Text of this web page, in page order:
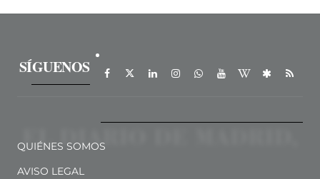
SÍGUENOS
QUIÉNES SOMOS
AVISO LEGAL